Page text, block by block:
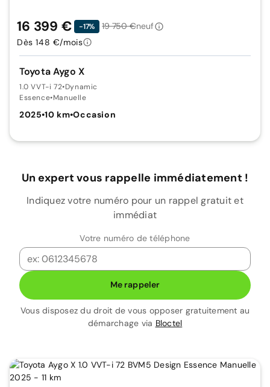
Toyota Aygo X
1.0 VVT-i 72•Dynamic
Essence•Manuelle
2025•10 km•Occasion
16 399 € -17% 19 750 €neuf
Dès 148 €/mois
Un expert vous rappelle immédiatement !
Indiquez votre numéro pour un rappel gratuit et
immédiat
Votre numéro de téléphone
Me rappeler
Vous disposez du droit de vous opposer gratuitement au
démarchage via Bloctel